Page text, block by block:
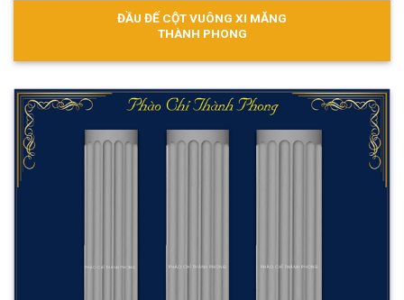
ĐẦU ĐẾ CỘT VUÔNG XI MĂNG
THÀNH PHONG